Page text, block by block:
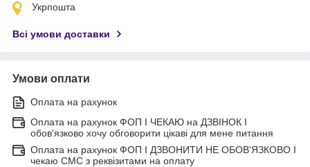
Укрпошта
Всі умови доставки
Умови оплати
Оплата на рахунок
Оплата на рахунок ФОП I ЧЕКАЮ на ДЗВІНОК I
обов'язково хочу обговорити цікаві для мене питання
Оплата на рахунок ФОП I ДЗВОНИТИ НЕ ОБОВ'ЯЗКОВО I
чекаю СМС з реквізитами на оплату